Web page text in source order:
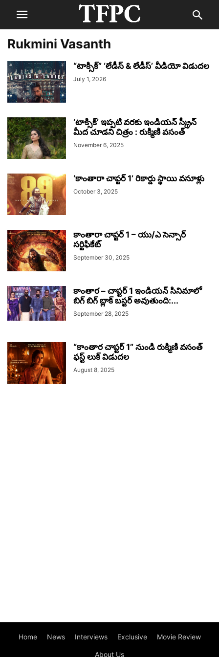
Rukmini Vasanth
“టాక్సిక్” ‘లేడీస్ & లేడీస్’ వీడియో విడుదల
July 1, 2026
‘టాక్సిక్’ ఇప్పటి వరకు ఇండియన్ స్క్రీన్
మీద చూడని చిత్రం : రుక్మిణి వసంత్
November 6, 2025
‘కాంతారా చాప్టర్ 1’ రికార్డు స్థాయి వసూళ్లు
October 3, 2025
కాంతారా చాప్టర్ 1 – యు/ఎ సెన్సార్
సర్టిఫికేట్
September 30, 2025
కాంతార – చాప్టర్ 1 ఇండియన్ సినిమాలో
బిగ్ బిగ్ బ్లాక్ బస్టర్ అవుతుంది:...
September 28, 2025
“కాంతార చాప్టర్ 1” నుండి రుక్మిణి వసంత్
ఫస్ట్ లుక్ విడుదల
August 8, 2025
Home News Interviews Exclusive Movie Review
About Us